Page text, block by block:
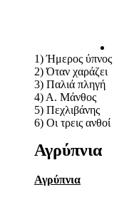
1) Ήμερος ύπνος
2) Όταν χαράζει
3) Παλιά πληγή
4) Α. Μάνθος
5) Πεχλιβάνης
6) Οι τρεις ανθοί
Αγρύπνια
Αγρύπνια